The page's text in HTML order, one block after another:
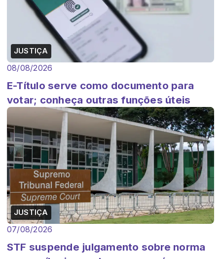
JUSTIÇA
08/08/2026
E-Título serve como documento para
votar; conheça outras funções úteis
JUSTIÇA
07/08/2026
STF suspende julgamento sobre norma